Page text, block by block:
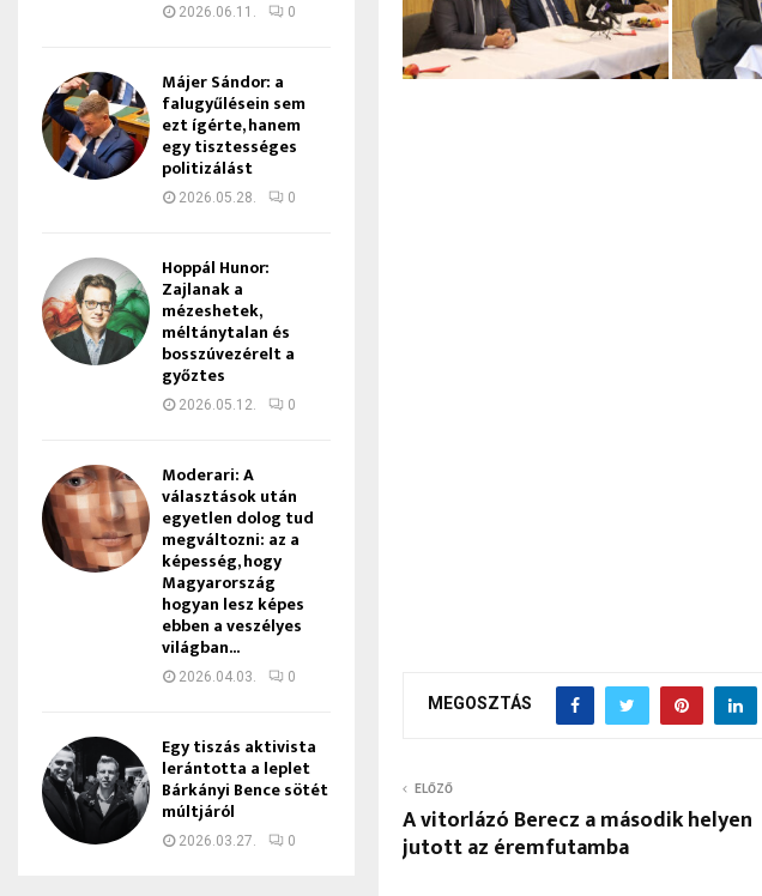
MEGOSZTÁS
ELŐZŐ
A vitorlázó Berecz a második helyen
jutott az éremfutamba
2026.06.11. 0
Májer Sándor: a
falugyűlésein sem
ezt ígérte, hanem
egy tisztességes
politizálást
2026.05.28. 0
Hoppál Hunor:
Zajlanak a
mézeshetek,
méltánytalan és
bosszúvezérelt a
győztes
2026.05.12. 0
Moderari: A
választások után
egyetlen dolog tud
megváltozni: az a
képesség, hogy
Magyarország
hogyan lesz képes
ebben a veszélyes
világban...
2026.04.03. 0
Egy tiszás aktivista
lerántotta a leplet
Bárkányi Bence sötét
múltjáról
2026.03.27. 0